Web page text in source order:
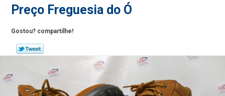
Preço Freguesia do Ó
Gostou? compartilhe!